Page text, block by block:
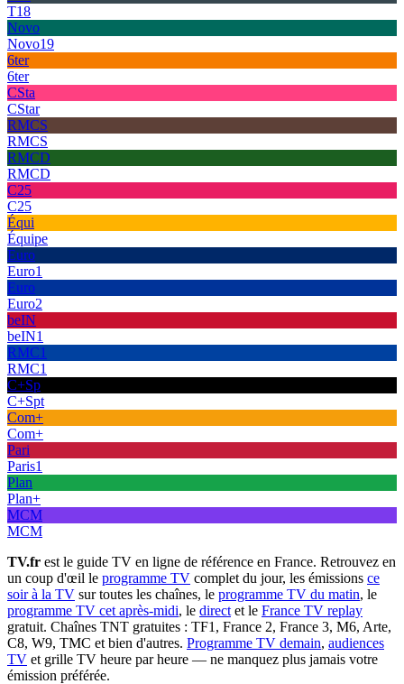
T18
Novo
Novo19
6ter
6ter
CSta
CStar
RMCS
RMCS
RMCD
RMCD
C25
C25
Équi
Équipe
Euro
Euro1
Euro
Euro2
beIN
beIN1
RMC1
RMC1
C+Sp
C+Spt
Com+
Com+
Pari
Paris1
Plan
Plan+
MCM
MCM
TV.fr est le guide TV en ligne de référence en France. Retrouvez en
un coup d'œil le programme TV complet du jour, les émissions ce
soir à la TV sur toutes les chaînes, le programme TV du matin, le
programme TV cet après-midi, le direct et le France TV replay
gratuit. Chaînes TNT gratuites : TF1, France 2, France 3, M6, Arte,
C8, W9, TMC et bien d'autres. Programme TV demain, audiences
TV et grille TV heure par heure — ne manquez plus jamais votre
émission préférée.